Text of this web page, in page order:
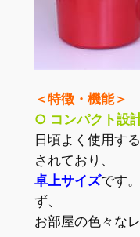
＜特徴・機能＞
○ コンパクト設
日頃よく使用す
されており、
卓上サイズです
ず、
お部屋の色々な